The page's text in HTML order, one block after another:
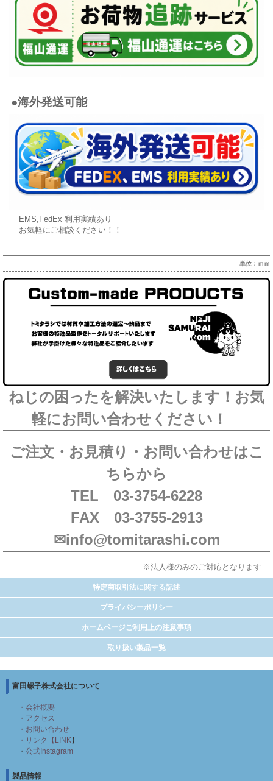
●海外発送可能
EMS,FedEx 利用実績あり
お気軽にご相談ください！！
単位：ｍｍ
ねじの困ったを解決いたします！お気
軽にお問い合わせください！
ご注文・お見積り・お問い合わせはこ
ちらから
TEL 03-3754-6228
FAX 03-3755-2913
✉info@tomitarashi.com
※法人様のみのご対応となります
特定商取引法に関する記述
プライバシーポリシー
ホームページご利用上の注意事項
取り扱い製品一覧
富田螺子株式会社について
・会社概要
・アクセス
・お問い合わせ
・リンク【LINK】
・ 公式Instagram
製品情報